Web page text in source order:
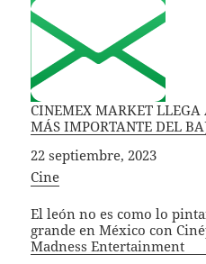
CINEMEX MARKET LLEGA
MÁS IMPORTANTE DEL
Fecha
22 septiembre, 2023
In relation to
Cine
El león no es como lo
grande en México con
Madness Entertainment